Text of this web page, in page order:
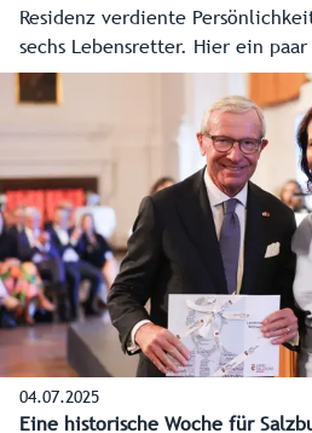
Residenz verdiente
sechs Lebensretter. Hier ein
Stimmen vom festlichen Abend.
04.07.2025
Eine historische Woche für